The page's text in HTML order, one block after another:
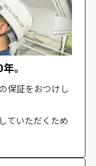
。
保証をおつけし
ていただくため